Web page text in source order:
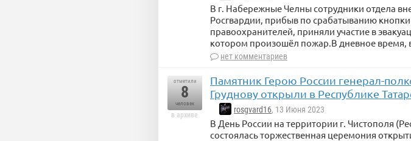
В г. Набережные Челны сотрудники отдела
Росгвардии, прибыв по срабатыванию кнопки
правоохранителей, приняли участие в
котором произошёл пожар.В дневное время,
нет комментариев
отметили
8
человек
в архиве
Памятник Герою России генерал-
Груднову открыли в Республике
rosgvard16, 13 Июня 2023
В День России на территории г. Чистополя
состоялась торжественная церемония